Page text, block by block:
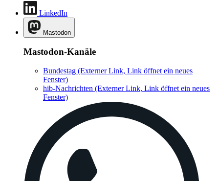
LinkedIn
Mastodon
Mastodon-Kanäle
Bundestag (Externer Link, Link öffnet ein neues
Fenster)
hib-Nachrichten (Externer Link, Link öffnet ein neues
Fenster)